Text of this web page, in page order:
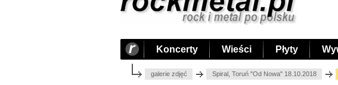
Koncerty Wieści Płyty
galerie zdjęć Spiral, Toruń "Od Nowa" 18.10.2018